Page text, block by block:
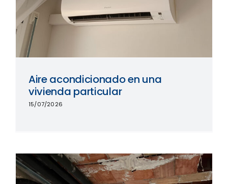
Aire acondicionado en una
vivienda particular
15/07/2026